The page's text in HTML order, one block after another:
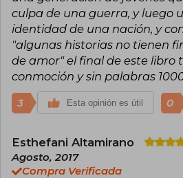
culpa de una guerra, y luego
identidad de una nación, y
"algunas historias no tienen
de amor" el final de este libro
conmoción y sin palabras
3 Esta opinión es útil 0
Esthefani Altamirano
Agosto, 2017
Compra Verificada